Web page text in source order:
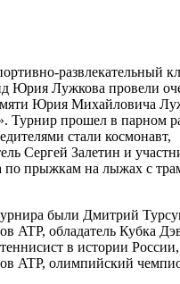
развлекательный
Юрия Лужкова провели
Юрия Михайловича
Турнир прошел в парном
стали космонавт,
Сергей Залетин и
прыжкам на лыжах с
были Дмитрий
ATP, обладатель Кубка
в истории России,
ATP, олимпийский